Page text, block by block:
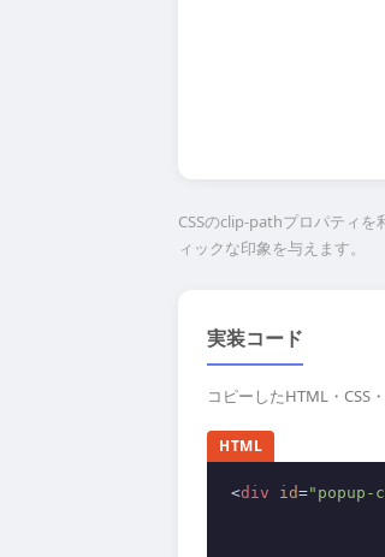
CSSのclip-pathプロパティ
ィックな印象を与えます。
実装コード
コピーしたHTML・CSS
HTML
<div id="popup-